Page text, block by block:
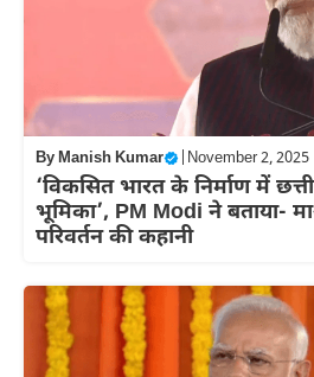
ByManish Kumar November 2, 2025
‘विकसित भारत के निर्माण में
भूमिका’, PM Modi ने
परिवर्तन की कहानी